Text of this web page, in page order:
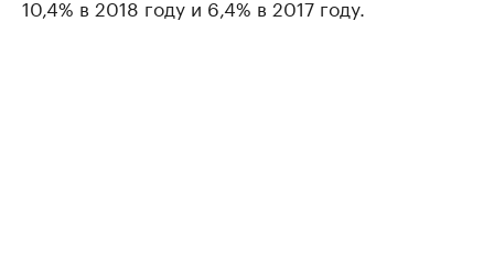
10,4% в 2018 году и 6,4% в 2017 году.